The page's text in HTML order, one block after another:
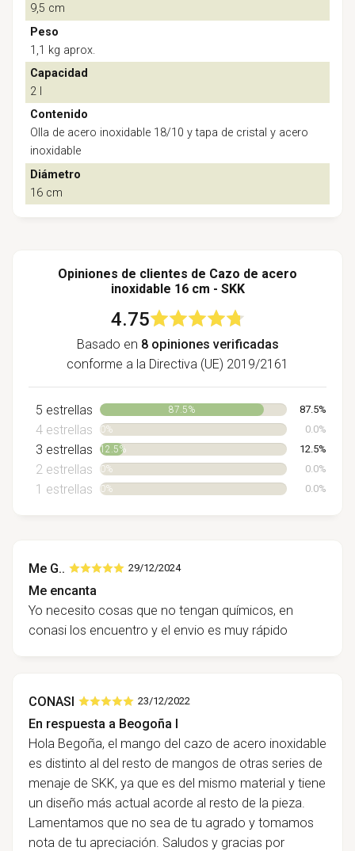
9,5 cm
Peso
1,1 kg aprox.
Capacidad
2 l
Contenido
Olla de acero inoxidable 18/10 y tapa de cristal y acero
inoxidable
Diámetro
16 cm
Opiniones de clientes de Cazo de acero
inoxidable 16 cm - SKK
4.75
Basado en 8 opiniones verificadas
conforme a la Directiva (UE) 2019/2161
5 estrellas 87.5% 87.5%
4 estrellas 0% 0.0%
3 estrellas 12.5% 12.5%
2 estrellas 0% 0.0%
1 estrellas 0% 0.0%
Me G.. 29/12/2024
Me encanta
Yo necesito cosas que no tengan químicos, en
conasi los encuentro y el envio es muy rápido
CONASI 23/12/2022
En respuesta a Beogoña I
Hola Begoña, el mango del cazo de acero inoxidable
es distinto al del resto de mangos de otras series de
menaje de SKK, ya que es del mismo material y tiene
un diseño más actual acorde al resto de la pieza.
Lamentamos que no sea de tu agrado y tomamos
nota de tu apreciación. Saludos y gracias por